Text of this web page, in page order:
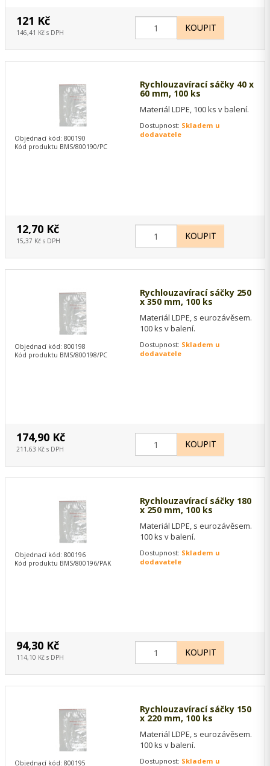
121 Kč
146,41 Kč s DPH
Rychlouzavírací sáčky 40 x
60 mm, 100 ks
Materiál LDPE, 100 ks v balení.
Dostupnost: Skladem u
dodavatele
Objednací kód: 800190
Kód produktu BMS/800190/PC
12,70 Kč
15,37 Kč s DPH
Rychlouzavírací sáčky 250
x 350 mm, 100 ks
Materiál LDPE, s eurozávěsem.
100 ks v balení.
Dostupnost: Skladem u
dodavatele
Objednací kód: 800198
Kód produktu BMS/800198/PC
174,90 Kč
211,63 Kč s DPH
Rychlouzavírací sáčky 180
x 250 mm, 100 ks
Materiál LDPE, s eurozávěsem.
100 ks v balení.
Dostupnost: Skladem u
dodavatele
Objednací kód: 800196
Kód produktu BMS/800196/PAK
94,30 Kč
114,10 Kč s DPH
Rychlouzavírací sáčky 150
x 220 mm, 100 ks
Materiál LDPE, s eurozávěsem.
100 ks v balení.
Dostupnost: Skladem u
Objednací kód: 800195